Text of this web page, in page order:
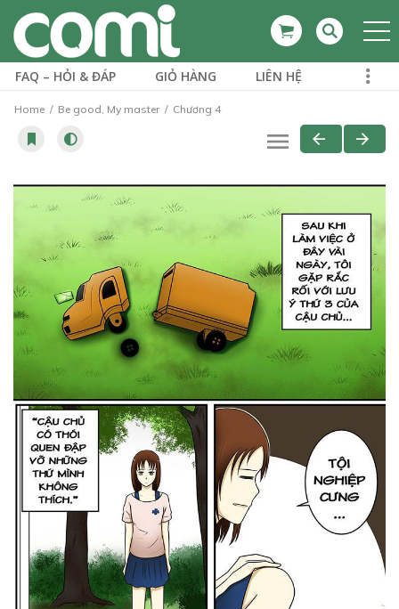
FAQ – HỎI & ĐÁP GIỎ HÀNG LIÊN HỆ
Home Be good, My master Chương 4